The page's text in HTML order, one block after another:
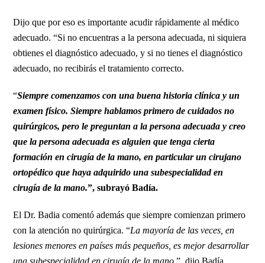
Dijo que por eso es importante acudir rápidamente al médico
adecuado. “Si no encuentras a la persona adecuada, ni siquiera
obtienes el diagnóstico adecuado, y si no tienes el diagnóstico
adecuado, no recibirás el tratamiento correcto.
“Siempre comenzamos con una buena historia clínica y un
examen físico. Siempre hablamos primero de cuidados no
quirúrgicos, pero le preguntan a la persona adecuada y creo
que la persona adecuada es alguien que tenga cierta
formación en cirugía de la mano, en particular un cirujano
ortopédico que haya adquirido una subespecialidad en
cirugía de la mano.”, subrayó Badía.
El Dr. Badia comentó además que siempre comienzan primero
con la atención no quirúrgica. “La mayoría de las veces, en
lesiones menores en países más pequeños, es mejor desarrollar
una subespecialidad en cirugía de la mano.”, dijo Badía.